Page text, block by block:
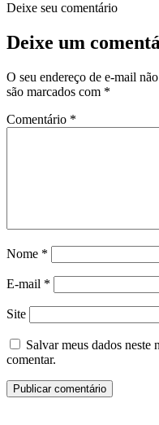
Deixe seu comentário
Deixe um
O seu endereço de e-mail
são marcados com *
Comentário *
Nome *
E-mail *
Site
Salvar meus dados neste
comentar.